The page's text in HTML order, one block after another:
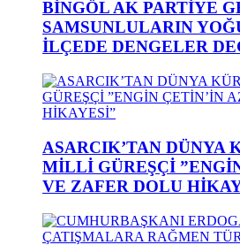
BİNGÖL AK PARTİYE
SAMSUNLULARIN
İLÇEDE DENGELER
ASARCIK’TAN DÜNYA
MİLLİ GÜREŞÇİ
VE ZAFER DOLU